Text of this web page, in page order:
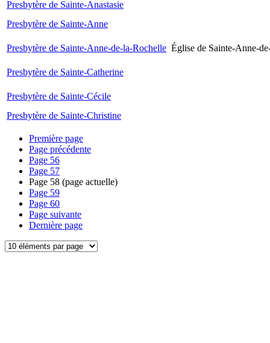
Presbytère de Sainte-Anastasie
Presbytère de Sainte-Anne
Presbytère de Sainte-Anne-de-la-Rochelle Église de Sainte-Anne-
Presbytère de Sainte-Catherine
Presbytère de Sainte-Cécile
Presbytère de Sainte-Christine
Première page
Page précédente
Page 56
Page 57
Page 58 (page actuelle)
Page 59
Page 60
Page suivante
Dernière page